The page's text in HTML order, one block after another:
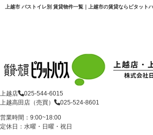
上越市 バストイレ別 賃貸物件一覧｜上越市の賃貸ならピタット
上越店
025-544-6015
上越高田店（売買）
025-524-8601
営業時間：9:00~18:00
定休日：水曜・日曜・祝日